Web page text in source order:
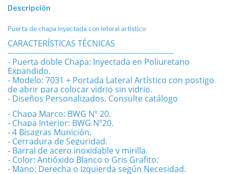
Descripción
Puerta de chapa inyectada con leteral artístico
CARACTERÍSTICAS TÉCNICAS
-----------------------------------------------------------------
- Puerta doble Chapa: Inyectada en Poliuretano
Expandido.
- Modelo: 7031 + Portada Lateral Artístico con postigo
de abrir para colocar vidrio sin vidrio.
- Diseños Personalizados. Consulte catálogo
- Chapa Marco: BWG Nº 20.
- Chapa Interior: BWG Nº20.
- 4 Bisagras Munición.
- Cerradura de Seguridad.
- Barral de acero inoxidable y mirilla.
- Color: Antióxido Blanco o Gris Grafito.
- Mano: Derecha o Izquierda según Necesidad.